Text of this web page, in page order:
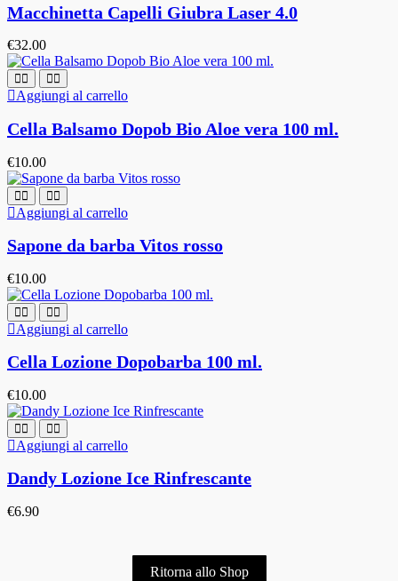
Macchinetta Capelli Giubra Laser 4.0
€32.00
Aggiungi al carrello
Cella Balsamo Dopob Bio Aloe vera 100 ml.
€10.00
Aggiungi al carrello
Sapone da barba Vitos rosso
€10.00
Aggiungi al carrello
Cella Lozione Dopobarba 100 ml.
€10.00
Aggiungi al carrello
Dandy Lozione Ice Rinfrescante
€6.90
Ritorna allo Shop